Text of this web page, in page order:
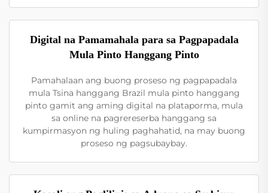
Digital na Pamamahala para sa Pagpapadala
Mula Pinto Hanggang Pinto
Pamahalaan ang buong proseso ng pagpapadala
mula Tsina hanggang Brazil mula pinto hanggang
pinto gamit ang aming digital na plataporma, mula
sa online na pagrereserba hanggang sa
kumpirmasyon ng huling paghahatid, na may buong
proseso ng pagsubaybay.